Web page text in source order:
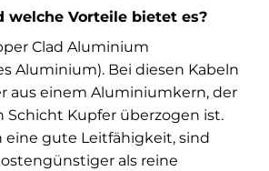
welche Vorteile bietet es?
Clad Aluminium
Aluminium). Bei diesen Kabeln
aus einem Aluminiumkern, der
Kupfer überzogen ist.
eine gute Leitfähigkeit, sind
als reine